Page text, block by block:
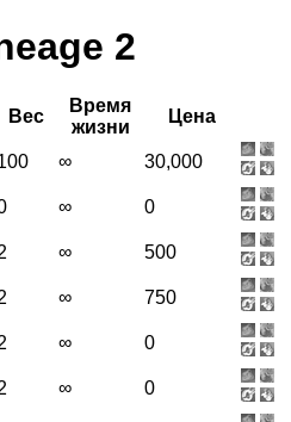
2
Вес
Время
жизни
Цена
∞
30,000
∞ 0
∞ 500
∞ 750
∞ 0
∞ 0